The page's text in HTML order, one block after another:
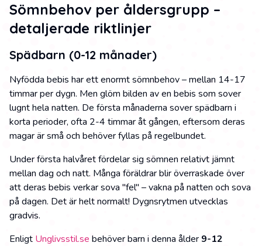
Sömnbehov per åldersgrupp –
detaljerade riktlinjer
Spädbarn (0-12 månader)
Nyfödda bebis har ett enormt sömnbehov – mellan 14-17
timmar per dygn. Men glöm bilden av en bebis som sover
lugnt hela natten. De första månaderna sover spädbarn i
korta perioder, ofta 2-4 timmar åt gången, eftersom deras
magar är små och behöver fyllas på regelbundet.
Under första halvåret fördelar sig sömnen relativt jämnt
mellan dag och natt. Många föräldrar blir överraskade över
att deras bebis verkar sova "fel" – vakna på natten och sova
på dagen. Det är helt normalt! Dygnsrytmen utvecklas
gradvis.
Enligt Unglivsstil.se behöver barn i denna ålder 9-12